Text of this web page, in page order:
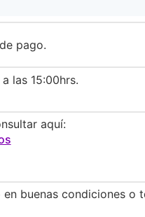
pago.
las 15:00hrs.
aquí:
buenas condiciones o